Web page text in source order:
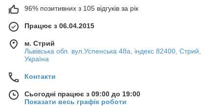
96% позитивних з 105 відгуків за рік
Працює з 06.04.2015
м. Стрий
Львівська обл. вул.Успенська 48а, індекс 82400, Стрий,
Україна
Контакти
Сьогодні працює з 09:00 до 19:00
Показати весь графік роботи